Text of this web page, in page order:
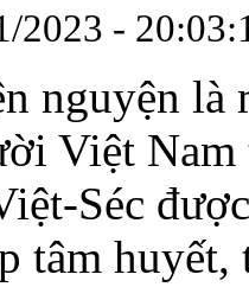
2023 -
nguyện là
Việt
Séc
tâm